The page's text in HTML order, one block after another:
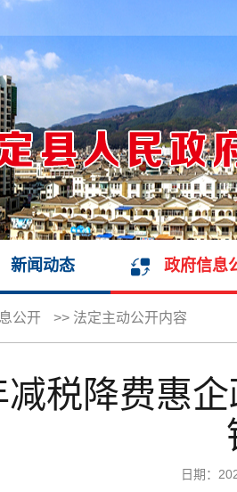
新闻动态 政府信息
公开 >> 法定主动公开内容
减税降费惠
日期：